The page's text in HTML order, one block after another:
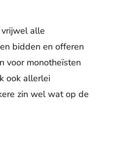
vrijwel alle
bidden en offeren
voor monotheïsten
ook allerlei
zin wel wat op de